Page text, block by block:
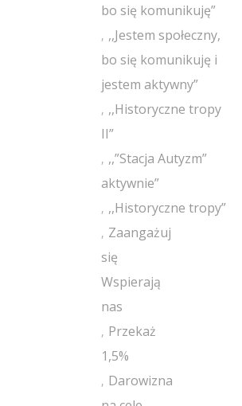
bo się komunikuję”
,,Jestem społeczny,
bo się komunikuję i
jestem aktywny”
,,Historyczne tropy
II”
,,”Stacja Autyzm”
aktywnie”
,,Historyczne tropy”
Zaangażuj
się
Wspierają
nas
Przekaż
1,5%
Darowizna